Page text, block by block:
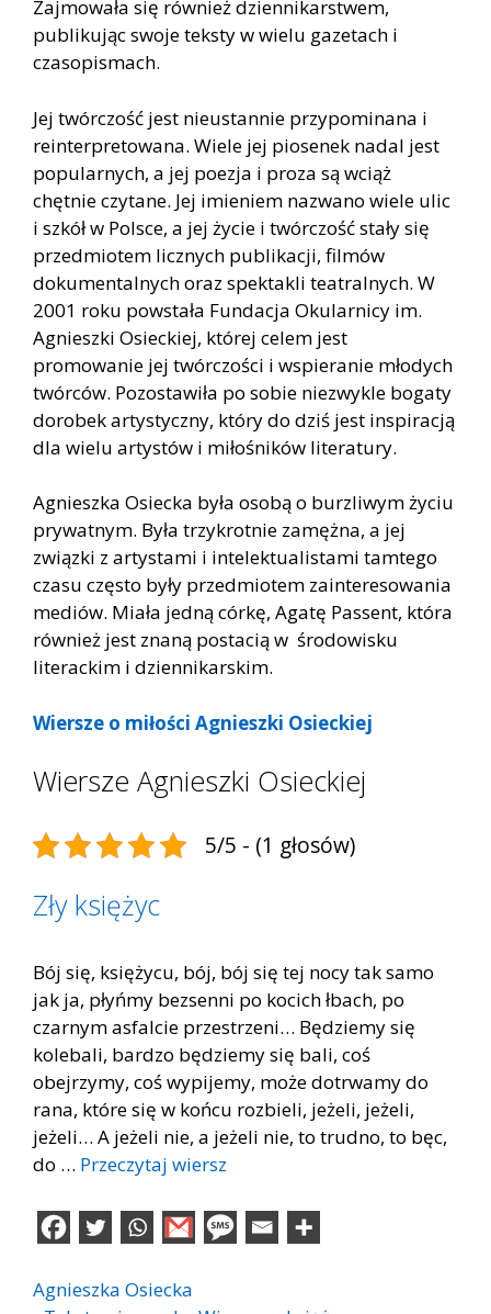
Zajmowała się również dziennikarstwem,
publikując swoje teksty w wielu gazetach i
czasopismach.
Jej twórczość jest nieustannie przypominana i
reinterpretowana. Wiele jej piosenek nadal jest
popularnych, a jej poezja i proza są wciąż
chętnie czytane. Jej imieniem nazwano wiele ulic
i szkół w Polsce, a jej życie i twórczość stały się
przedmiotem licznych publikacji, filmów
dokumentalnych oraz spektakli teatralnych. W
2001 roku powstała Fundacja Okularnicy im.
Agnieszki Osieckiej, której celem jest
promowanie jej twórczości i wspieranie młodych
twórców. Pozostawiła po sobie niezwykle bogaty
dorobek artystyczny, który do dziś jest inspiracją
dla wielu artystów i miłośników literatury.
Agnieszka Osiecka była osobą o burzliwym życiu
prywatnym. Była trzykrotnie zamężna, a jej
związki z artystami i intelektualistami tamtego
czasu często były przedmiotem zainteresowania
mediów. Miała jedną córkę, Agatę Passent, która
również jest znaną postacią w środowisku
literackim i dziennikarskim.
Wiersze o miłości Agnieszki Osieckiej
Wiersze Agnieszki Osieckiej
5/5 - (1 głosów)
Zły księżyc
Bój się, księżycu, bój, bój się tej nocy tak samo
jak ja, płyńmy bezsenni po kocich łbach, po
czarnym asfalcie przestrzeni… Będziemy się
kolebali, bardzo będziemy się bali, coś
obejrzymy, coś wypijemy, może dotrwamy do
rana, które się w końcu rozbieli, jeżeli, jeżeli,
jeżeli… A jeżeli nie, a jeżeli nie, to trudno, to bęc,
do … Przeczytaj wiersz
Agnieszka Osiecka